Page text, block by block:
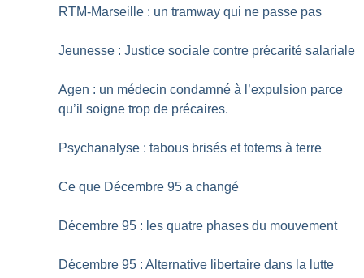
RTM-Marseille : un tramway qui ne passe pas
Jeunesse : Justice sociale contre précarité salariale
Agen : un médecin condamné à l’expulsion parce
qu’il soigne trop de précaires.
Psychanalyse : tabous brisés et totems à terre
Ce que Décembre 95 a changé
Décembre 95 : les quatre phases du mouvement
Décembre 95 : Alternative libertaire dans la lutte